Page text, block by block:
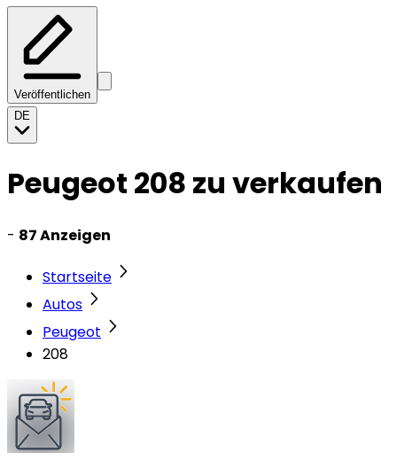
Veröffentlichen
DE
Peugeot 208 zu verkaufen
- 87 Anzeigen
Startseite
Autos
Peugeot
208